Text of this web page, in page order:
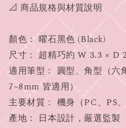
📐 商品規格與材質說明
顏色： 曜石黑色 (Black)
尺寸： 超精巧約 W 3.3 × D
適用筆型： 圓型、角型（六
7~8mm 皆適用）
主要材質： 機身（PC、PS
產地： 日本設計，嚴選監製